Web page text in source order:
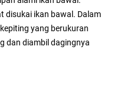
disukai ikan bawal. Dalam
yang berukuran
dan diambil dagingnya